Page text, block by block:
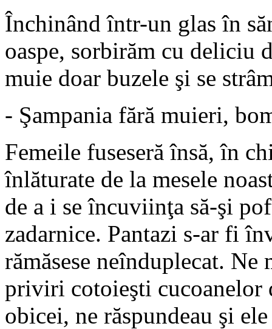
Închinând într-un glas în
oaspe, sorbirăm cu deliciu
muie doar buzele şi se
- Şampania fără muieri,
Femeile fuseseră însă, în
înlăturate de la mesele
de a i se încuviinţa să-şi
zadarnice. Pantazi s-ar fi
rămăsese neînduplecat. Ne
priviri cotoieşti cucoanelor
obicei, ne răspundeau şi